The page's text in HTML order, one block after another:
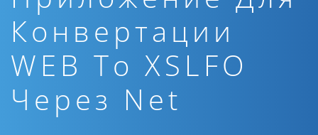
Конвертации
WEB To XSLFO
Через Net